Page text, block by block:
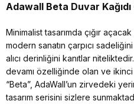
Adawall Beta Duvar
Minimalist tasarımda çığır
modern sanatın çarpıcı
alıcı derinliğini kanıtlar
devamı özelliğinde olan ve ikinci
“Beta”, AdaWall’un zirvedeki
tasarım serisini sizlere